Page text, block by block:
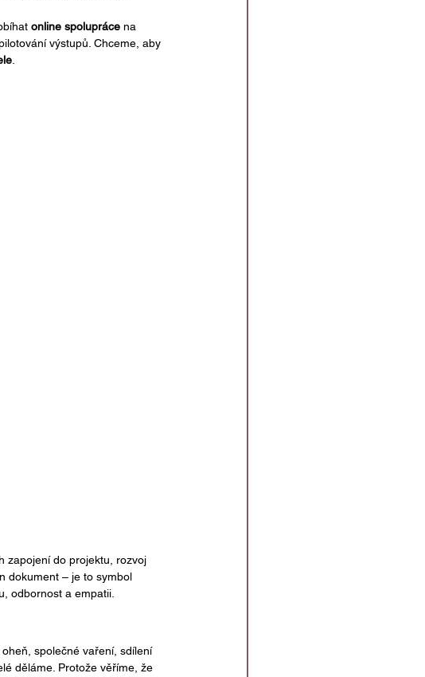
online spolupráce na
výstupů. Chceme, aby
zapojení do projektu, rozvoj
dokument – je to symbol
odbornost a empatii.
společné vaření, sdílení
děláme. Protože věříme, že